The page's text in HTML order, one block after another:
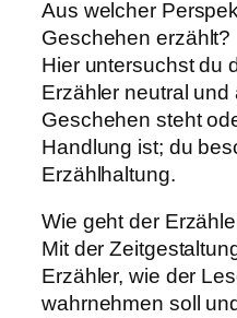
Aus welcher
Geschehen erzählt?
Hier untersuchst du
Erzähler neutral
Geschehen steht
Handlung ist; du
Erzählhaltung.
Wie geht der
Mit der
Erzähler, wie der
wahrnehmen soll